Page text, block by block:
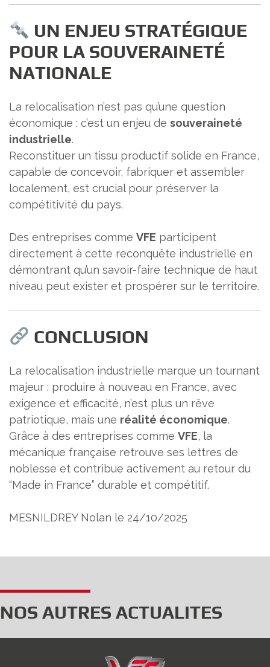
UN ENJEU STRATÉGIQUE
POUR LA SOUVERAINETÉ
NATIONALE
La relocalisation n’est pas qu’une question
économique : c’est un enjeu de souveraineté
industrielle.
Reconstituer un tissu productif solide en France,
capable de concevoir, fabriquer et assembler
localement, est crucial pour préserver la
compétitivité du pays.
Des entreprises comme VFE participent
directement à cette reconquête industrielle en
démontrant qu’un savoir-faire technique de haut
niveau peut exister et prospérer sur le territoire.
CONCLUSION
La relocalisation industrielle marque un tournant
majeur : produire à nouveau en France, avec
exigence et efficacité, n’est plus un rêve
patriotique, mais une réalité économique.
Grâce à des entreprises comme VFE, la
mécanique française retrouve ses lettres de
noblesse et contribue activement au retour du
“Made in France” durable et compétitif.
MESNILDREY Nolan le 24/10/2025
NOS AUTRES ACTUALITES